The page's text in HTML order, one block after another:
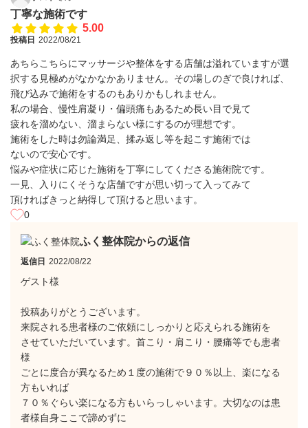
丁寧な施術です
5.00
投稿日 2022/08/21
あちらこちらにマッサージや整体をする店舗は溢れていますが選
択する見極めがなかなかありません。その場しのぎで良ければ、
飛び込みで施術をするのもありかもしれません。
私の場合、慢性肩凝り・偏頭痛もあるため長い目で見て
疲れを溜めない、溜まらない様にするのが理想です。
施術をした時は勿論満足、揉み返し等を起こす施術では
ないので安心です。
悩みや症状に応じた施術を丁寧にしてくださる施術院です。
一見、入りにくそうな店舗ですが思い切って入ってみて
頂ければきっと納得して頂けると思います。
0
ふく整体院からの返信
返信日 2022/08/22
ゲスト様
投稿ありがとうございます。
来院される患者様のご依頼にしっかりと応えられる施術を
させていただいています。首こり・肩こり・腰痛等でも患者
様
ごとに度合が異なるため１度の施術で９０％以上、楽になる
方もいれば
７０％ぐらい楽になる方もいらっしゃいます。大切なのは患
者様自身ここで諦めずに